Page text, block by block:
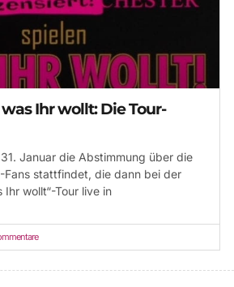
Ihr wollt: Die Tour-
Januar die Abstimmung über die
Fans stattfindet, die dann bei der
Ihr wollt“-Tour live in